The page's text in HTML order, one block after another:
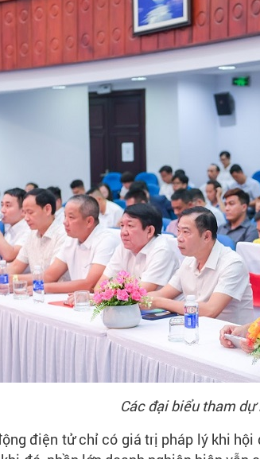
Các đại biểu tham dự
điện tử chỉ có giá trị pháp lý khi